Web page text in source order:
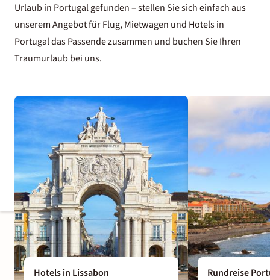
Urlaub in Portugalgefunden – stellen Sie sich einfach aus
unserem Angebot für Flug,Mietwagen und Hotels in
Portugaldas Passende zusammen und buchen Sie Ihren
Traumurlaub bei uns.
Hotels in Lissabon Rundreise